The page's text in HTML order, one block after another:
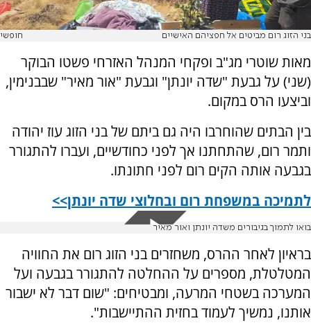
בני הזוג רום מביטים אל חפציהם האישיים חופשי
מאות שוטרי מג"ב ופקחי המנהל האזרחי פשטו הבוקר
(שני) על גבעת "שדה יונתן" וגבעת "אור מאיר" שבבנימין,
וביצעו הרס במקום.
בין הבתים שהוחרבו היה גם ביתם של בני הזוג עוז יהודה
ותמר רום, שהתחתנו אך לפני כחודשיים, ועברו להתגורר
בגבעה אותה הקים רום לפני חתונתו.
לתמיכה במשפחת רום ובחלוצי שדה יונתן>>
בואו לתמוך בגיבורים משדה יונתן ואור מאיר
בראיון לאחר ההרס, משחזרים בני הזוג רום את החוויה
המטלטלת, מספרים על ההחלטה להתגורר בגבעה ועל
המערכה בשטחי המרעה, ומבטיחים: "שום דבר לא ישבור
אותנו, נמשיך לעמוד בחזית ההתיישבות".